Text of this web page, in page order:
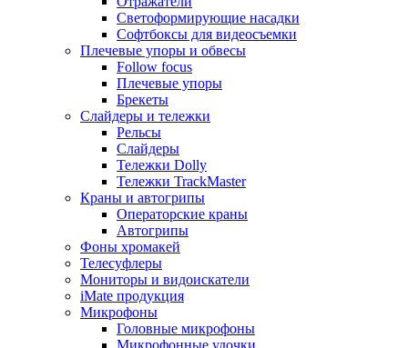
Светоформирующие насадки
Софтбоксы для видеосъемки
Плечевые упоры и обвесы
Follow focus
Плечевые упоры
Брекеты
Слайдеры и тележки
Рельсы
Слайдеры
Тележки Dolly
Тележки TrackMaster
Краны и автогрипы
Операторские краны
Автогрипы
Фоны хромакей
Телесуфлеры
Мониторы и видоискатели
iMate продукция
Микрофоны
Головные микрофоны
Микрофонные удочки